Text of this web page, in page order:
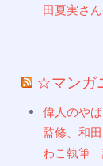
田夏実さ
☆マンガ
偉人のや
監修、和
わこ執筆